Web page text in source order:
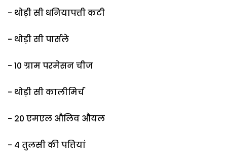
- थोड़ी सी धनियापत्ती कटी
- थोड़ी सी पार्सले
- 10 ग्राम परमेसन चीज
- थोड़ी सी कालीमिर्च
- 20 एमएल औलिव औयल
- 4 तुलसी की पत्तियां